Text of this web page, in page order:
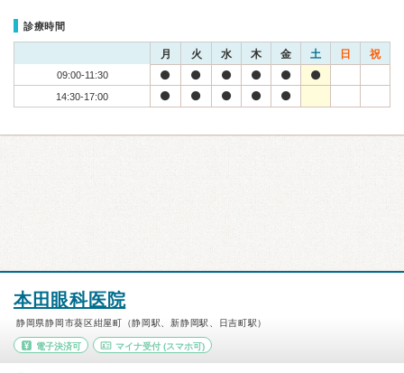
診療時間
月 火 水 木 金 土 日 祝
09:00-11:30
14:30-17:00
本田眼科医院
静岡県静岡市葵区紺屋町（静岡駅、新静岡駅、日吉町駅）
電子決済可 マイナ受付(スマホ可)